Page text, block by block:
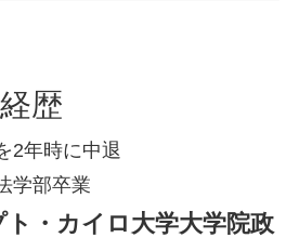
歴
2年時に中退
学部卒業
・カイロ大学大学院政